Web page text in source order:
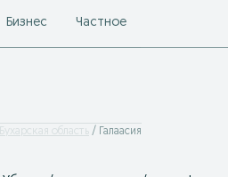
Бизнес Частное
Бухарская область Галаасия